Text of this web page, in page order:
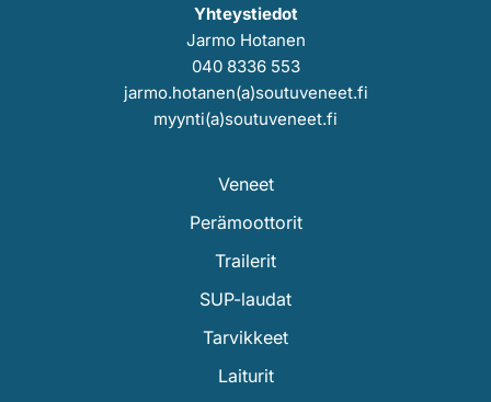
Yhteystiedot
Jarmo Hotanen
040 8336 553
jarmo.hotanen(a)soutuveneet.fi
myynti(a)soutuveneet.fi
Veneet
Perämoottorit
Trailerit
SUP-laudat
Tarvikkeet
Laiturit